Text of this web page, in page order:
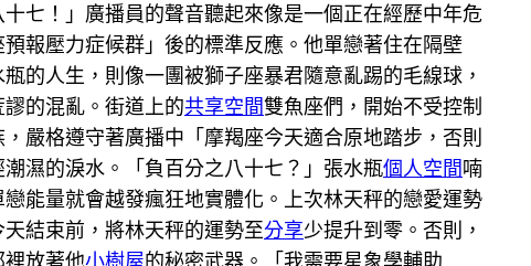
七！」廣播員的聲音聽起來像是一個正在經歷中年危
報壓力症候群」後的標準反應。他單戀著住在隔壁
的人生，則像一團被獅子座暴君隨意亂踢的毛線球，
的混亂。街道上的共享空間雙魚座們，開始不受控制
嚴格遵守著廣播中「摩羯座今天適合原地踏步，否則
濕的淚水。「負百分之八十七？」張水瓶個人空間喃
能量就會越發瘋狂地實體化。上次林天秤的戀愛運勢
結束前，將林天秤的運勢至分享少提升到零。否則，
放著他小樹屋的秘密武器。「我需要星象學輔助